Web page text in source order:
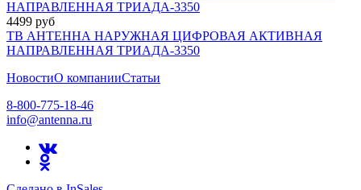
4499 руб
ТВ АНТЕННА НАРУЖНАЯ ЦИФРОВАЯ АКТИВНАЯ
НАПРАВЛЕННАЯ ТРИАДА-3350
НовостиО компанииСтатьи
8-800-775-18-46
info@antenna.ru